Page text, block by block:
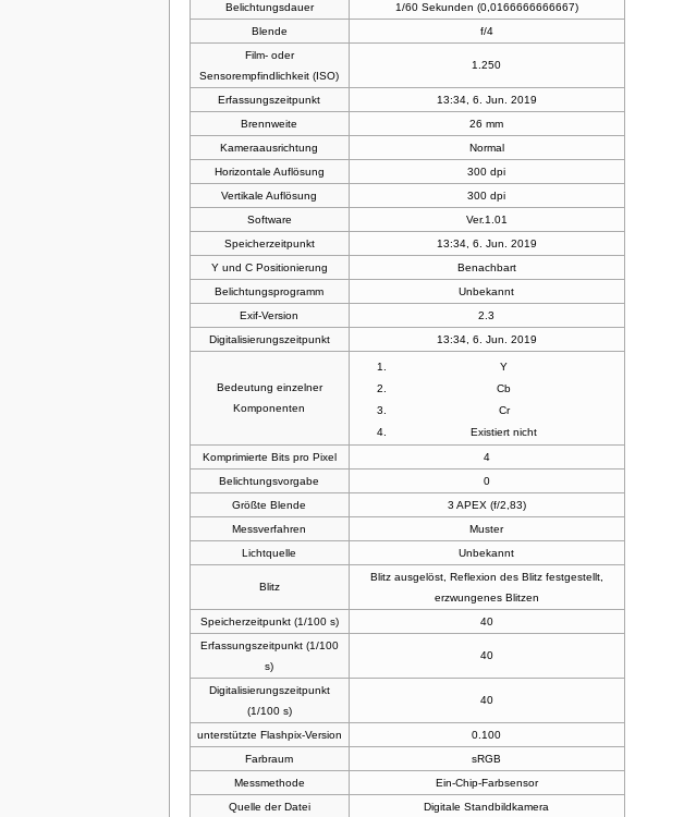
Belichtungsdauer
1/60 Sekunden (0,0166666666667)
Blende
f/4
Film- oder
Sensorempfindlichkeit (ISO)
1.250
Erfassungszeitpunkt
13:34, 6. Jun. 2019
Brennweite
26 mm
Kameraausrichtung
Normal
Horizontale Auflösung
300 dpi
Vertikale Auflösung
300 dpi
Software
Ver.1.01
Speicherzeitpunkt
13:34, 6. Jun. 2019
Y und C Positionierung
Benachbart
Belichtungsprogramm
Unbekannt
Exif-Version
2.3
Digitalisierungszeitpunkt
13:34, 6. Jun. 2019
Bedeutung einzelner
Komponenten
Y
Cb
Cr
Existiert nicht
Komprimierte Bits pro Pixel
4
Belichtungsvorgabe
0
Größte Blende
3 APEX (f/2,83)
Messverfahren
Muster
Lichtquelle
Unbekannt
Blitz
Blitz ausgelöst, Reflexion des Blitz festgestellt,
erzwungenes Blitzen
Speicherzeitpunkt (1/100 s)
40
Erfassungszeitpunkt (1/100
s)
40
Digitalisierungszeitpunkt
(1/100 s)
40
unterstützte Flashpix-Version
0.100
Farbraum
sRGB
Messmethode
Ein-Chip-Farbsensor
Quelle der Datei
Digitale Standbildkamera